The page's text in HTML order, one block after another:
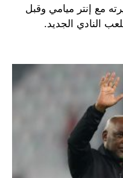
مع إنتر ميامي وقبل
النادي الجديد.